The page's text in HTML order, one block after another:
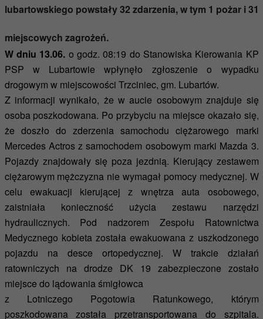
lubartowskiego powstały 32 zdarzenia, w tym 1 pożar i 31
miejscowych zagrożeń.
W dniu 13.06. o godz. 08:19 do Stanowiska Kierowania KP
PSP w Lubartowie wpłynęło zgłoszenie o wypadku
drogowym w miejscowości Trzciniec, gm. Lubartów.
Z informacji wynikało, że w aucie osobowym znajduje się
osoba poszkodowana. Po przybyciu na miejsce okazało się,
że doszło do zderzenia samochodu ciężarowego marki
Mercedes Actros z samochodem osobowym marki Mazda 3.
Pojazdy znajdowały się poza jezdnią. Kierujący zestawem
ciężarowym mężczyzna nie wymagał pomocy medycznej. W
celu ewakuacji kierującej z wnętrza auta osobowego,
zaistniała konieczność użycia zestawu narzędzi
hydraulicznych. Pod nadzorem Zespołu Ratownictwa
Medycznego kobieta została ewakuowana z uszkodzonego
pojazdu na desce ortopedycznej. W trakcie działań
ratowniczych na drodze DK 19 zabezpieczone zostało
miejsce do lądowania śmigłowca
z Lotniczego Pogotowia Ratunkowego, którym
poszkodowana została przetransportowana do szpitala.